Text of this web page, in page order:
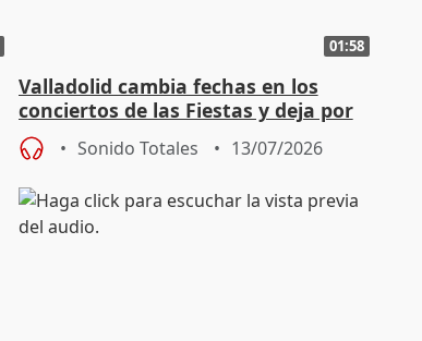
01:58
Valladolid cambia fechas en los
conciertos de las Fiestas y deja por
saber el 10 de septiembre
Sonido Totales 13/07/2026